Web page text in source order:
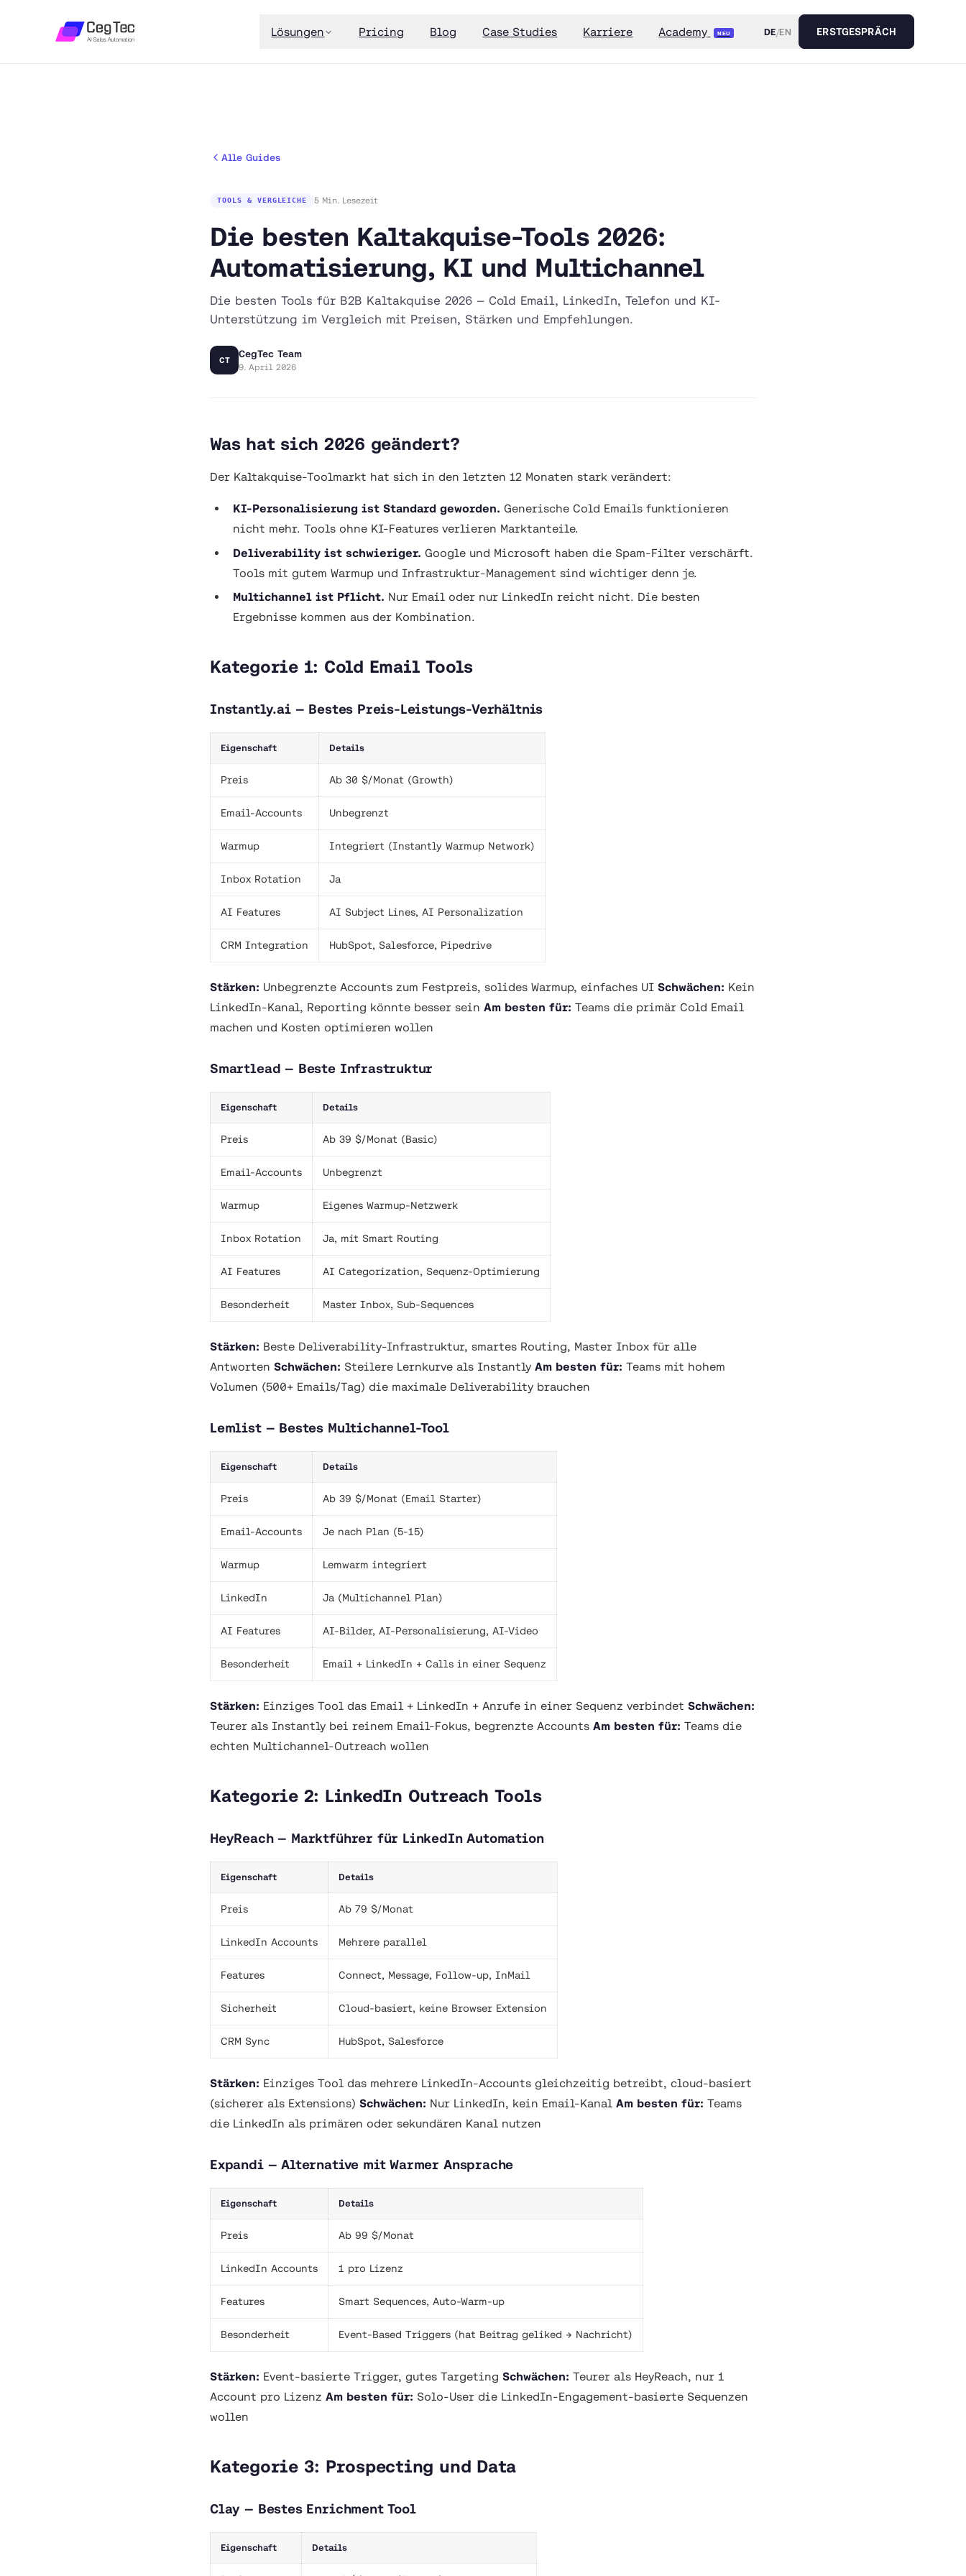
Lösungen Pricing Blog Case Studies Karriere Academy NEU DE/EN ERSTGESPRÄCH
Alle Guides
TOOLS & VERGLEICHE 5 Min. Lesezeit
Die besten Kaltakquise-Tools 2026:
Automatisierung, KI und Multichannel
Die besten Tools für B2B Kaltakquise 2026 — Cold Email, LinkedIn, Telefon und KI-
Unterstützung im Vergleich mit Preisen, Stärken und Empfehlungen.
CT
CegTec Team
9. April 2026
Was hat sich 2026 geändert?
Der Kaltakquise-Toolmarkt hat sich in den letzten 12 Monaten stark verändert:
KI-Personalisierung ist Standard geworden. Generische Cold Emails funktionieren
nicht mehr. Tools ohne KI-Features verlieren Marktanteile.
Deliverability ist schwieriger. Google und Microsoft haben die Spam-Filter verschärft.
Tools mit gutem Warmup und Infrastruktur-Management sind wichtiger denn je.
Multichannel ist Pflicht. Nur Email oder nur LinkedIn reicht nicht. Die besten
Ergebnisse kommen aus der Kombination.
Kategorie 1: Cold Email Tools
Instantly.ai — Bestes Preis-Leistungs-Verhältnis
Eigenschaft Details
Preis Ab 30 $/Monat (Growth)
Email-Accounts Unbegrenzt
Warmup Integriert (Instantly Warmup Network)
Inbox Rotation Ja
AI Features AI Subject Lines, AI Personalization
CRM Integration HubSpot, Salesforce, Pipedrive
Stärken: Unbegrenzte Accounts zum Festpreis, solides Warmup, einfaches UI Schwächen: Kein
LinkedIn-Kanal, Reporting könnte besser sein Am besten für: Teams die primär Cold Email
machen und Kosten optimieren wollen
Smartlead — Beste Infrastruktur
Eigenschaft Details
Preis Ab 39 $/Monat (Basic)
Email-Accounts Unbegrenzt
Warmup Eigenes Warmup-Netzwerk
Inbox Rotation Ja, mit Smart Routing
AI Features AI Categorization, Sequenz-Optimierung
Besonderheit Master Inbox, Sub-Sequences
Stärken: Beste Deliverability-Infrastruktur, smartes Routing, Master Inbox für alle
Antworten Schwächen: Steilere Lernkurve als Instantly Am besten für: Teams mit hohem
Volumen (500+ Emails/Tag) die maximale Deliverability brauchen
Lemlist — Bestes Multichannel-Tool
Eigenschaft Details
Preis Ab 39 $/Monat (Email Starter)
Email-Accounts Je nach Plan (5-15)
Warmup Lemwarm integriert
LinkedIn Ja (Multichannel Plan)
AI Features AI-Bilder, AI-Personalisierung, AI-Video
Besonderheit Email + LinkedIn + Calls in einer Sequenz
Stärken: Einziges Tool das Email + LinkedIn + Anrufe in einer Sequenz verbindet Schwächen:
Teurer als Instantly bei reinem Email-Fokus, begrenzte Accounts Am besten für: Teams die
echten Multichannel-Outreach wollen
Kategorie 2: LinkedIn Outreach Tools
HeyReach — Marktführer für LinkedIn Automation
Eigenschaft Details
Preis Ab 79 $/Monat
LinkedIn Accounts Mehrere parallel
Features Connect, Message, Follow-up, InMail
Sicherheit Cloud-basiert, keine Browser Extension
CRM Sync HubSpot, Salesforce
Stärken: Einziges Tool das mehrere LinkedIn-Accounts gleichzeitig betreibt, cloud-basiert
(sicherer als Extensions) Schwächen: Nur LinkedIn, kein Email-Kanal Am besten für: Teams
die LinkedIn als primären oder sekundären Kanal nutzen
Expandi — Alternative mit Warmer Ansprache
Eigenschaft Details
Preis Ab 99 $/Monat
LinkedIn Accounts 1 pro Lizenz
Features Smart Sequences, Auto-Warm-up
Besonderheit Event-Based Triggers (hat Beitrag geliked → Nachricht)
Stärken: Event-basierte Trigger, gutes Targeting Schwächen: Teurer als HeyReach, nur 1
Account pro Lizenz Am besten für: Solo-User die LinkedIn-Engagement-basierte Sequenzen
wollen
Kategorie 3: Prospecting und Data
Clay — Bestes Enrichment Tool
Eigenschaft Details